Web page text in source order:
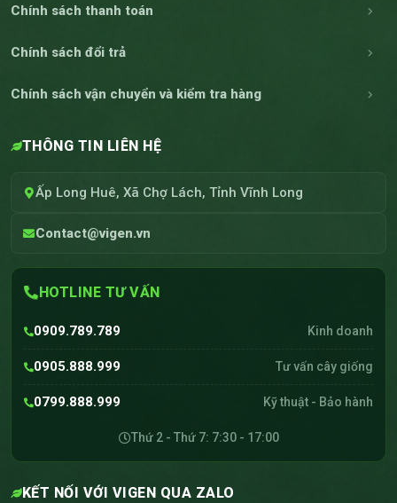
Chính sách thanh toán
Chính sách đổi trả
Chính sách vận chuyển và kiểm tra hàng
THÔNG TIN LIÊN HỆ
Ấp Long Huê, Xã Chợ Lách, Tỉnh Vĩnh Long
Contact@vigen.vn
HOTLINE TƯ VẤN
0909.789.789 Kinh doanh
0905.888.999 Tư vấn cây giống
0799.888.999 Kỹ thuật - Bảo hành
Thứ 2 - Thứ 7: 7:30 - 17:00
KẾT NỐI VỚI VIGEN QUA ZALO